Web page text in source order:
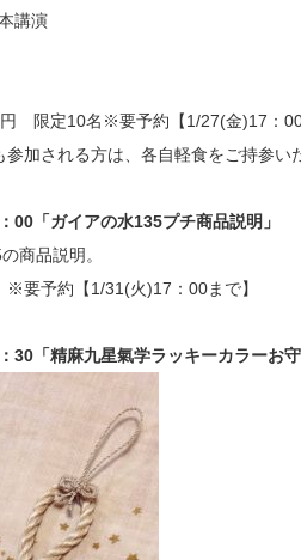
講演
限定10名※要予約【1/27(金)17：00
加される方は、各自軽食をご持参い
00「ガイアの水135プチ商品説明」
商品説明。
要予約【1/31(火)17：00まで】
30「精麻九星氣学ラッキーカラーお